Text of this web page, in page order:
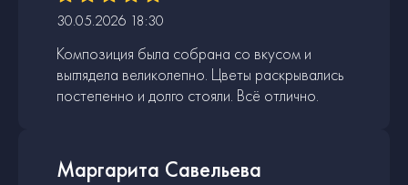
30.05.2026 18:30
Композиция была собрана со вкусом и
выглядела великолепно. Цветы раскрывались
постепенно и долго стояли. Всё отлично.
Маргарита Савельева